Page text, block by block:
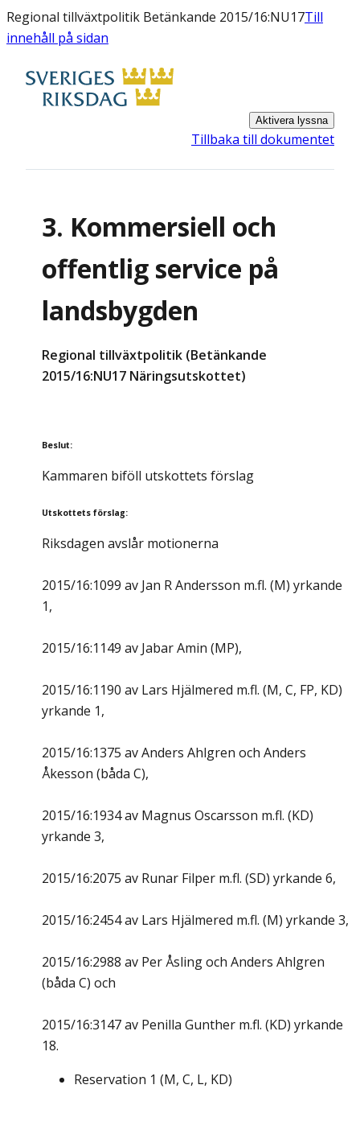
Regional tillväxtpolitik Betänkande 2015/16:NU17Till
innehåll på sidan
Aktivera lyssna
Tillbaka till dokumentet
3. Kommersiell och
offentlig service på
landsbygden
Regional tillväxtpolitik (Betänkande
2015/16:NU17 Näringsutskottet)
Beslut:
Kammaren biföll utskottets förslag
Utskottets förslag:
Riksdagen avslår motionerna
2015/16:1099 av Jan R Andersson m.fl. (M) yrkande
1,
2015/16:1149 av Jabar Amin (MP),
2015/16:1190 av Lars Hjälmered m.fl. (M, C, FP, KD)
yrkande 1,
2015/16:1375 av Anders Ahlgren och Anders
Åkesson (båda C),
2015/16:1934 av Magnus Oscarsson m.fl. (KD)
yrkande 3,
2015/16:2075 av Runar Filper m.fl. (SD) yrkande 6,
2015/16:2454 av Lars Hjälmered m.fl. (M) yrkande 3,
2015/16:2988 av Per Åsling och Anders Ahlgren
(båda C) och
2015/16:3147 av Penilla Gunther m.fl. (KD) yrkande
18.
Reservation 1 (M, C, L, KD)